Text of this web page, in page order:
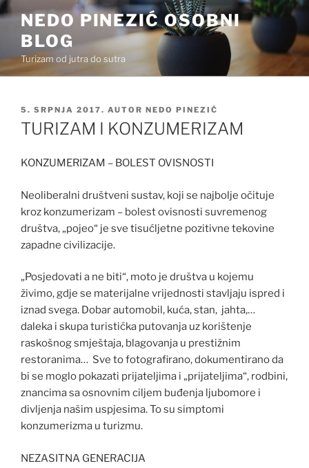
Preskoči
sadržaj
NEDO PINEZIĆ OSOBNI
BLOG
Turizam od jutra do sutra
OBJAVLJENO
5. SRPNJA 2017. AUTOR NEDO PINEZIĆ
TURIZAM I KONZUMERIZAM
KONZUMERIZAM – BOLEST OVISNOSTI
Neoliberalni društveni sustav, koji se najbolje očituje
kroz konzumerizam – bolest ovisnosti suvremenog
društva, „pojeo“ je sve tisućljetne pozitivne tekovine
zapadne civilizacije.
„Posjedovati a ne biti“, moto je društva u kojemu
živimo, gdje se materijalne vrijednosti stavljaju ispred i
iznad svega. Dobar automobil, kuća, stan, jahta,…
daleka i skupa turistička putovanja uz korištenje
raskošnog smještaja, blagovanja u prestižnim
restoranima… Sve to fotografirano, dokumentirano da
bi se moglo pokazati prijateljima i „prijateljima“, rodbini,
znancima sa osnovnim ciljem buđenja ljubomore i
divljenja našim uspjesima. To su simptomi
konzumerizma u turizmu.
NEZASITNA GENERACIJA